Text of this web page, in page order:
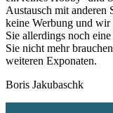
Austausch mit anderen
keine Werbung und wir
Sie allerdings noch
Sie nicht mehr
weiteren Exponaten.
Boris Jakubaschk